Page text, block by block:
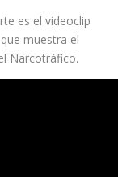
es el videoclip
que muestra el
Narcotráfico.